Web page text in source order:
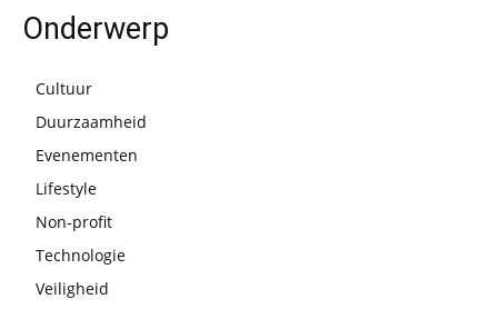
Onderwerp
Cultuur
Duurzaamheid
Evenementen
Lifestyle
Non-profit
Technologie
Veiligheid